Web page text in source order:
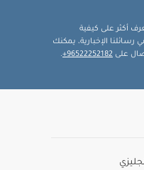
أكثر على كيفية
رسائلنا الإخبارية، يمكنك
على 96522252182+
.